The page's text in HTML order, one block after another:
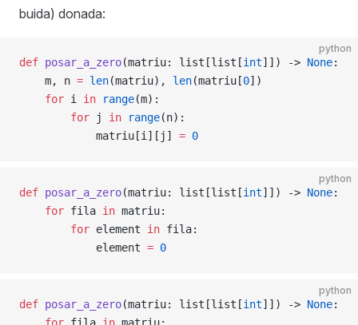
buida) donada:
python
def posar_a_zero(matriu: list[list[int]]) -> None:
    m, n
= len(matriu), len(matriu[0])
    for
i in range(m):
        for
j in range(n):
            matriu[i][j]
= 0
python
def posar_a_zero(matriu: list[list[int]]) -> None:
    for
fila in matriu:
        for
element in fila:
            element
= 0
python
def posar_a_zero(matriu: list[list[int]]) -> None: